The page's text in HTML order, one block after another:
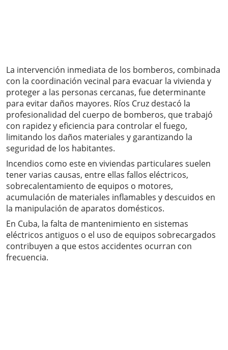
La intervención inmediata de los bomberos, combinada
con la coordinación vecinal para evacuar la vivienda y
proteger a las personas cercanas, fue determinante
para evitar daños mayores. Ríos Cruz destacó la
profesionalidad del cuerpo de bomberos, que trabajó
con rapidez y eficiencia para controlar el fuego,
limitando los daños materiales y garantizando la
seguridad de los habitantes.
Incendios como este en viviendas particulares suelen
tener varias causas, entre ellas fallos eléctricos,
sobrecalentamiento de equipos o motores,
acumulación de materiales inflamables y descuidos en
la manipulación de aparatos domésticos.
En Cuba, la falta de mantenimiento en sistemas
eléctricos antiguos o el uso de equipos sobrecargados
contribuyen a que estos accidentes ocurran con
frecuencia.